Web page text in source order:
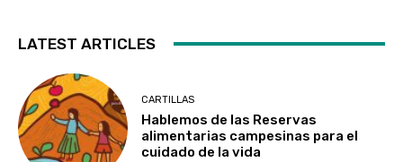
LATEST ARTICLES
CARTILLAS
Hablemos de las Reservas
alimentarias campesinas para el
cuidado de la vida